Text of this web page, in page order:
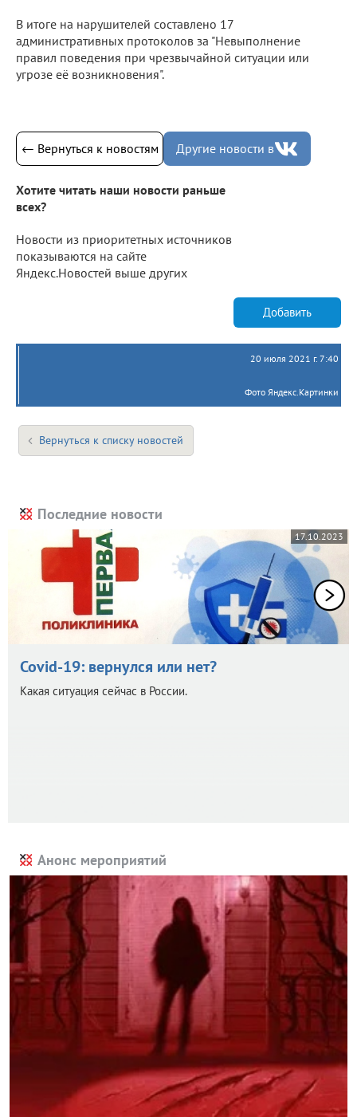
В итоге на нарушителей составлено 17
административных протоколов за "Невыполнение
правил поведения при чрезвычайной ситуации или
угрозе её возникновения".
← Вернуться к новостям Другие новости в
Хотите читать наши новости раньше
всех?
Новости из приоритетных источников
показываются на сайте
Яндекс.Новостей выше других
Добавить
20 июля 2021 г. 7:40
Фото Яндекс.Картинки
Вернуться к списку новостей
Последние новости
17.10.2023
Covid-19: вернулся или нет?
Какая ситуация сейчас в России.
Анонс мероприятий